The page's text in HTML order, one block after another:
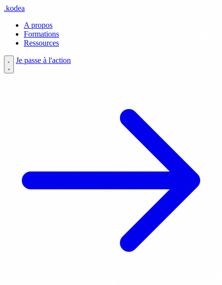
.kodea
A propos
Formations
Ressources
Je passe à l'action